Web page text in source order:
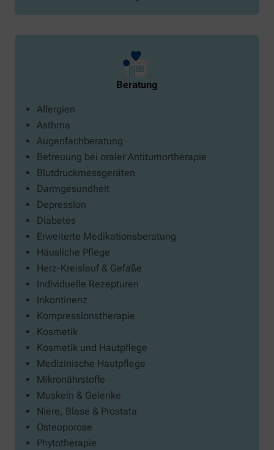
Beratung
Allergien
Asthma
Augenfachberatung
Betreuung bei oraler Antitumortherapie
Blutdruckmessgeräten
Darmgesundheit
Depression
Diabetes
Erweiterte Medikationsberatung
Häusliche Pflege
Herz-Kreislauf & Gefäße
Individuelle Rezepturen
Inkontinenz
Kompressionstherapie
Kosmetik
Kosmetik und Hautpflege
Medizinische Hautpflege
Mikronährstoffe
Muskeln & Gelenke
Niere, Blase & Prostata
Osteoporose
Phytotherapie